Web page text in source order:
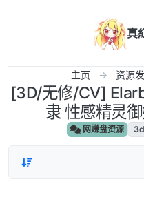
真
主页 资源
[3D/无修/CV]
隶 性感精灵
网赚盘资源 3d